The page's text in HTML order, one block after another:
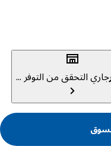
التحقق من التوفر ...